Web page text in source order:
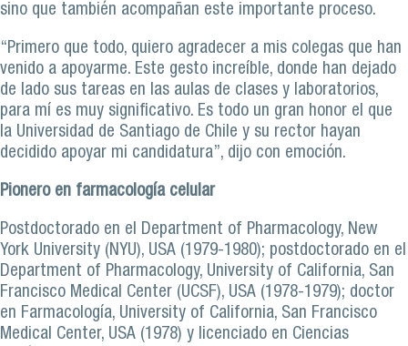
sino que también acompañan este importante proceso.
“Primero que todo, quiero agradecer a mis colegas que han
venido a apoyarme. Este gesto increíble, donde han dejado
de lado sus tareas en las aulas de clases y laboratorios,
para mí es muy significativo. Es todo un gran honor el que
la Universidad de Santiago de Chile y su rector hayan
decidido apoyar mi candidatura”, dijo con emoción.
Pionero en farmacología celular
Postdoctorado en el Department of Pharmacology, New
York University (NYU), USA (1979-1980); postdoctorado en el
Department of Pharmacology, University of California, San
Francisco Medical Center (UCSF), USA (1978-1979); doctor
en Farmacología, University of California, San Francisco
Medical Center, USA (1978) y licenciado en Ciencias